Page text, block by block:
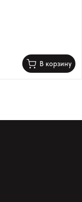
В корзину